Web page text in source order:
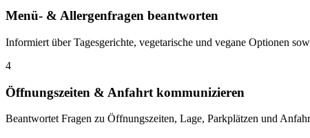
Menü- & Allergenfragen beantworten
Informiert über Tagesgerichte, vegetarische und vegane Optionen
4
Öffnungszeiten & Anfahrt kommunizieren
Beantwortet Fragen zu Öffnungszeiten, Lage, Parkplätzen und